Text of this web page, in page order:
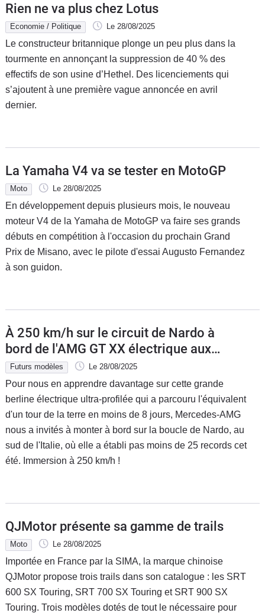
Rien ne va plus chez Lotus
Economie / Politique Le 28/08/2025
Le constructeur britannique plonge un peu plus dans la
tourmente en annonçant la suppression de 40 % des
effectifs de son usine d’Hethel. Des licenciements qui
s’ajoutent à une première vague annoncée en avril
dernier.
La Yamaha V4 va se tester en MotoGP
Moto Le 28/08/2025
En développement depuis plusieurs mois, le nouveau
moteur V4 de la Yamaha de MotoGP va faire ses grands
débuts en compétition à l'occasion du prochain Grand
Prix de Misano, avec le pilote d'essai Augusto Fernandez
à son guidon.
À 250 km/h sur le circuit de Nardo à
bord de l'AMG GT XX électrique aux
multiples records
Futurs modèles Le 28/08/2025
Pour nous en apprendre davantage sur cette grande
berline électrique ultra-profilée qui a parcouru l'équivalent
d'un tour de la terre en moins de 8 jours, Mercedes-AMG
nous a invités à monter à bord sur la boucle de Nardo, au
sud de l'Italie, où elle a établi pas moins de 25 records cet
été. Immersion à 250 km/h !
QJMotor présente sa gamme de trails
Moto Le 28/08/2025
Importée en France par la SIMA, la marque chinoise
QJMotor propose trois trails dans son catalogue : les SRT
600 SX Touring, SRT 700 SX Touring et SRT 900 SX
Touring. Trois modèles dotés de tout le nécessaire pour